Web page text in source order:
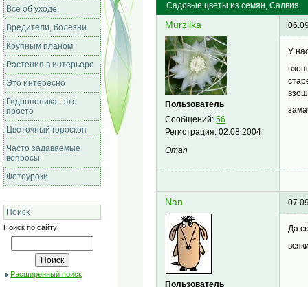
Все об уходе
Вредители, болезни
Крупным планом
Растения в интерьере
Это интересно
Гидропоника - это
просто
Цветочный гороскоп
Часто задаваемые
вопросы
Фотоуроки
Поиск
Поиск по сайту:
Расширенный поиск
Садовые цветы из семян, Салвия
Murzilka
Пользователь
Сообщений:56
Регистрация:02.08.2004
Oman
У
Nan
Пользователь
Да